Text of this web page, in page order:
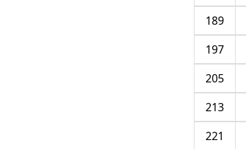
189
197
205
213
221